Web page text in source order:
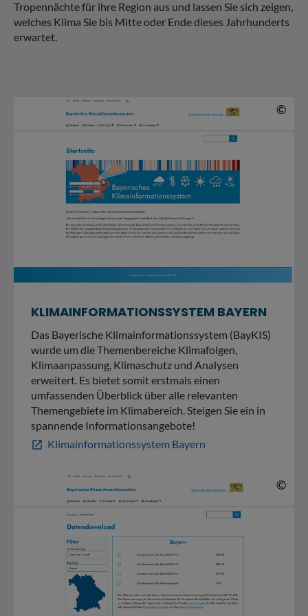
Tropennächte für ihre Region aus und lassen Sie sich zeigen,
welches Klima Sie bis Mitte oder Ende dieses Jahrhunderts
erwartet.
©
KLIMAINFORMATIONSSYSTEM BAYERN
Das Bayerische Klimainformationssystem (BayKIS)
wurde um die Themenbereiche Klimafolgen,
Klimaanpassung, Klimaschutz und Analysen
erweitert. Es bietet somit erstmals einen
umfassenden Überblick über alle relevanten
Themengebiete im Klimabereich. Steigen Sie ein in
spannende Informationsangebote!
open_in_new Klimainformationssystem Bayern
©